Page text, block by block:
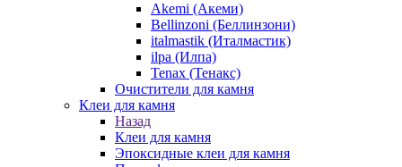
Akemi (Акеми)
Bellinzoni (Беллинзони)
italmastik (Италмастик)
ilpa (Илпа)
Tenax (Тенакс)
Очистители для камня
Клеи для камня
Назад
Клеи для камня
Эпоксидные клеи для камня